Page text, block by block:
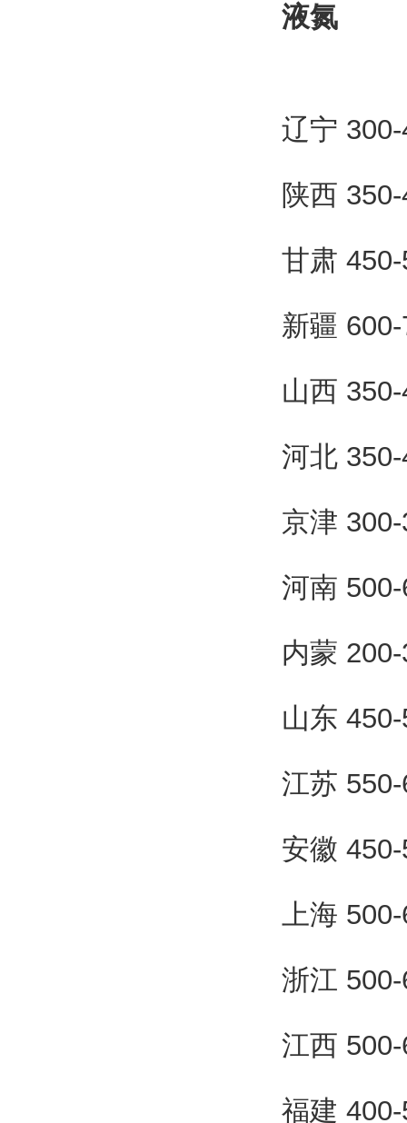
液氮
辽宁
陕西
甘肃
新疆
山西
河北
京津
河南
内蒙
山东
江苏
安徽
上海
浙江
江西
福建